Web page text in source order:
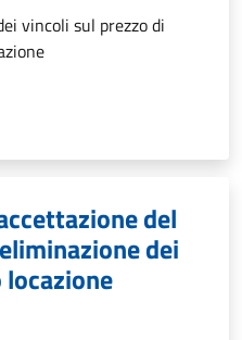
vincoli sul prezzo di
del
dei